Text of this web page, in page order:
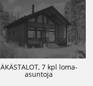
ÄKÄSTALOT, 7 kpl loma-
asuntoja